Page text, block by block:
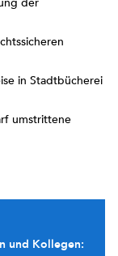
in Stadtbücherei
umstrittene
und Kollegen: